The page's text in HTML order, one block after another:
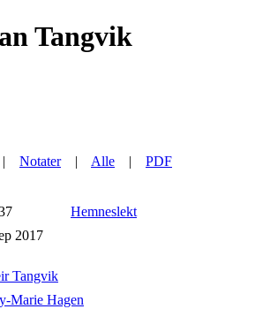
Tangvik
Notater| Alle | PDF
Hemneslekt
2017
Tangvik
Marie Hagen